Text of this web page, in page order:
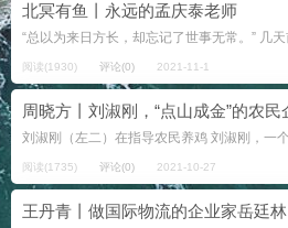
北冥有鱼丨永远的孟庆泰老师
阅读(1930) 评论(0) 2021-11-1
阅读(1735) 评论(0) 2021-10-27
王丹青丨做国际物流的企业家岳廷林